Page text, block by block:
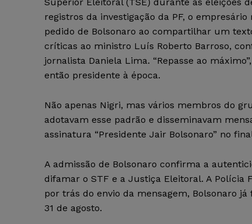
registros da investigação da PF, o empresário
pedido de Bolsonaro ao compartilhar um
críticas ao ministro Luís Roberto Barroso,
jornalista Daniela Lima. “Repasse ao
então presidente à época.
Não apenas Nigri, mas vários membros do
adotavam esse padrão e disseminavam
assinatura “Presidente Jair Bolsonaro” no
A admissão de Bolsonaro confirma a
difamar o STF e a Justiça Eleitoral. A Polícia
por trás do envio da mensagem, Bolsonaro
31 de agosto.